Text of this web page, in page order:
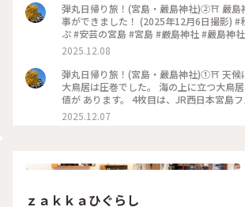
弾丸日帰り旅！(宮島・嚴島神社)②⛩️ 嚴島
事ができました！ (2025年12月6日撮影) #
ぷ #安芸の宮島 #宮島 #厳島神社 #嚴島神社 #世界遺産 #広島 #
廿日市
2025.12.08
弾丸日帰り旅！(宮島・嚴島神社)①⛩️ 天候
大鳥居は圧巻でした。 海の上に立つ大鳥
値が あります。 4枚目は、JR西日本宮島
からの眺めです⛴️ (2025年12月6日撮影) #
ぷ #安芸の宮島 #宮島 #厳島神社 #嚴島神社 #世界遺産 #広島 #
2025.12.07
ｚａｋｋａひぐらし